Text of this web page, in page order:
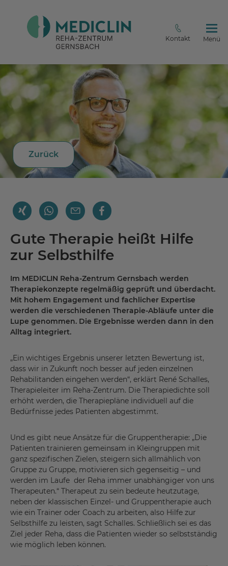
Kontakt Menü
Zurück
Gute Therapie heißt Hilfe
zur Selbsthilfe
Im MEDICLIN Reha-Zentrum Gernsbach werden
Therapiekonzepte regelmäßig geprüft und überdacht.
Mit hohem Engagement und fachlicher Expertise
werden die verschiedenen Therapie-Abläufe unter die
Lupe genommen. Die Ergebnisse werden dann in den
Alltag integriert.
„Ein wichtiges Ergebnis unserer letzten Bewertung ist,
dass wir in Zukunft noch besser auf jeden einzelnen
Rehabilitanden eingehen werden“, erklärt René Schalles,
Therapieleiter im Reha-Zentrum. Die Therapiedichte soll
erhöht werden, die Therapiepläne individuell auf die
Bedürfnisse jedes Patienten abgestimmt.
Und es gibt neue Ansätze für die Gruppentherapie: „Die
Patienten trainieren gemeinsam in Kleingruppen mit
ganz spezifischen Zielen, steigern sich allmählich von
Gruppe zu Gruppe, motivieren sich gegenseitig – und
werden im Laufe der Reha immer unabhängiger von uns
Therapeuten.“ Therapeut zu sein bedeute heutzutage,
neben der klassischen Einzel- und Gruppentherapie auch
wie ein Trainer oder Coach zu arbeiten, also Hilfe zur
Selbsthilfe zu leisten, sagt Schalles. Schließlich sei es das
Ziel jeder Reha, dass die Patienten wieder so selbstständig
wie möglich leben können.